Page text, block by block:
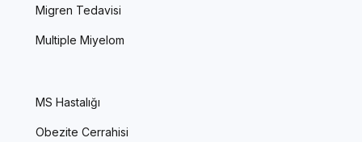
Migren Tedavisi
Multiple Miyelom
MS Hastalığı
Obezite Cerrahisi